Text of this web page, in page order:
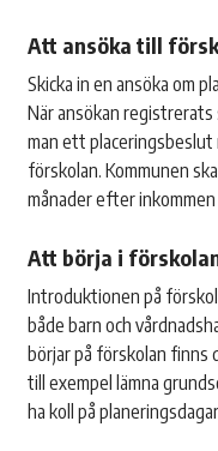
Att ansöka till
Skicka in en ansöka om
När ansökan
man ett placeringsbeslut
förskolan. Kommunen
månader efter inkommen
Att börja i
Introduktionen på
både barn och
börjar på förskolan finns
till exempel lämna
ha koll på